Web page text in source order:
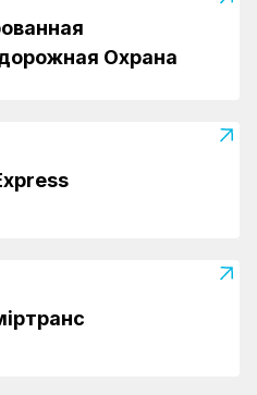
Охрана